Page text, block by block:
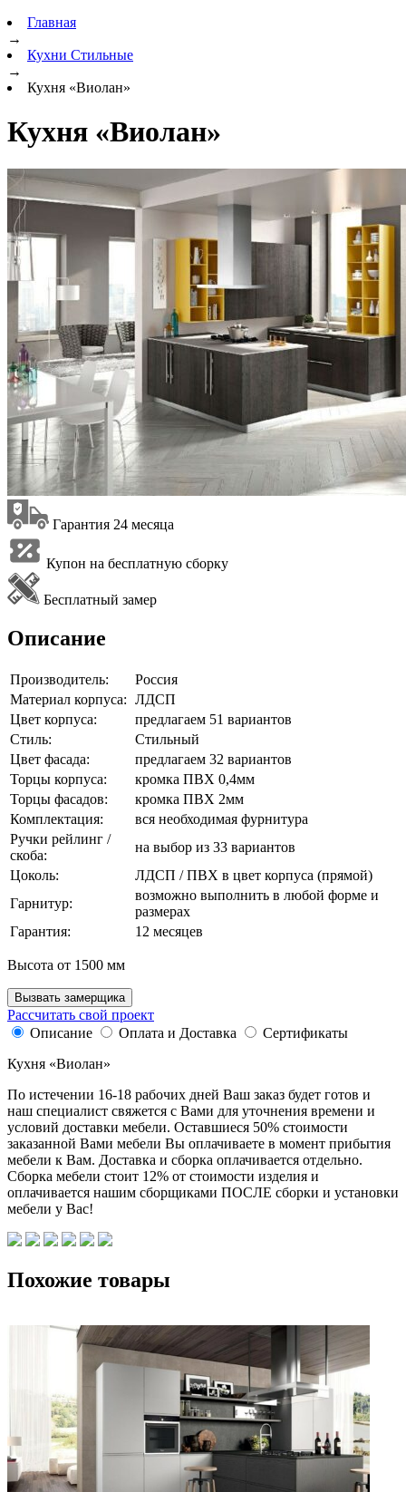
Главная
→
Кухни Стильные
→
Кухня «Виолан»
Кухня «Виолан»
Гарантия 24 месяца
Купон на бесплатную сборку
Бесплатный замер
Описание
Производитель:
Россия
Материал корпуса: ЛДСП
Цвет корпуса:
предлагаем 51 вариантов
Стиль:
Стильный
Цвет фасада:
предлагаем 32 вариантов
Торцы корпуса:
кромка ПВХ 0,4мм
Торцы фасадов:
кромка ПВХ 2мм
Комплектация:
вся необходимая фурнитура
Ручки рейлинг /
скоба:
на выбор из 33 вариантов
Цоколь:
ЛДСП / ПВХ в цвет корпуса (прямой)
Гарнитур:
возможно выполнить в любой форме и
размерах
Гарантия:
12 месяцев
Высота от 1500 мм
Вызвать замерщика
Рассчитать свой проект
Описание
Оплата и Доставка
Сертификаты
Кухня «Виолан»
По истечении 16-18 рабочих дней Ваш заказ будет готов и
наш специалист свяжется с Вами для уточнения времени и
условий доставки мебели. Оставшиеся 50% стоимости
заказанной Вами мебели Вы оплачиваете в момент прибытия
мебели к Вам. Доставка и сборка оплачивается отдельно.
Сборка мебели стоит 12% от стоимости изделия и
оплачивается нашим сборщиками ПОСЛЕ сборки и установки
мебели у Вас!
Похожие товары